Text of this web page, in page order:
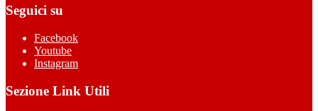
Seguici su
Facebook
Youtube
Instagram
Sezione Link Utili